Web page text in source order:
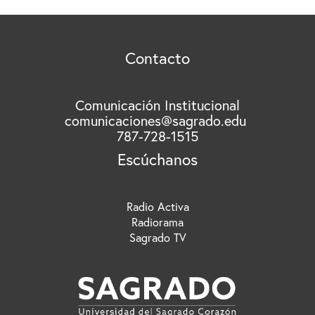
c
Contacto
Comunicación Institucional
comunicaciones@sagrado.edu
787-728-1515
Escúchanos
Radio Activa
Radiorama
Sagrado TV